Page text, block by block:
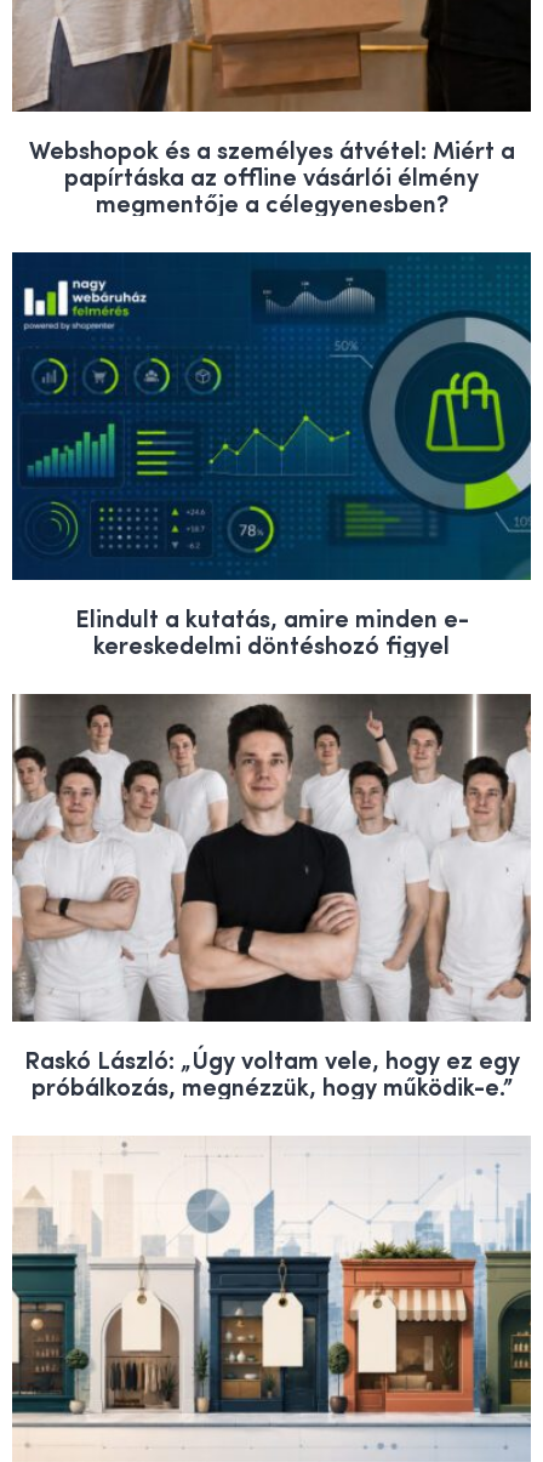
Webshopok és a személyes átvétel: Miért a
papírtáska az offline vásárlói élmény
megmentője a célegyenesben?
Elindult a kutatás, amire minden e-
kereskedelmi döntéshozó figyel
Raskó László: „Úgy voltam vele, hogy ez egy
próbálkozás, megnézzük, hogy működik-e.”